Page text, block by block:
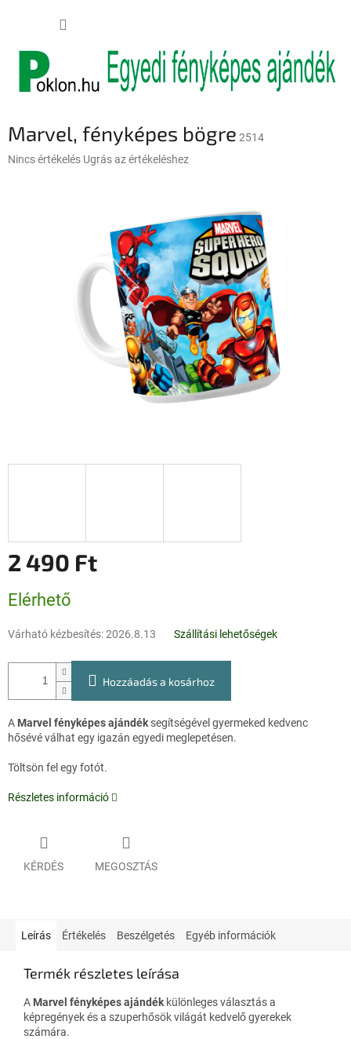
tartalomhoz
Marvel, fényképes bögre 2514
A
Nincs értékelés Ugrás az értékeléshez
2 490 Ft
Elérhető
Várható kézbesítés:2026.8.13 Szállítási lehetőségek
Hozzáadás a kosárhoz
A Marvel fényképes ajándéksegítségével gyermeked kedvenc
hősévé válhat egy igazán egyedi meglepetésen.
Töltsön fel egy fotót.
Részletes információ
KÉRDÉS MEGOSZTÁS
Leírás Értékelés Beszélgetés Egyéb információk
Termék részletes leírása
A Marvel fényképes ajándék különleges választás a
képregények és a szuperhősök világát kedvelő gyerekek
számára.